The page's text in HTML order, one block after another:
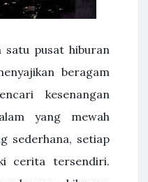
satu pusat hiburan
beragam
kesenangan
yang mewah
sederhana, setiap
cerita tersendiri.